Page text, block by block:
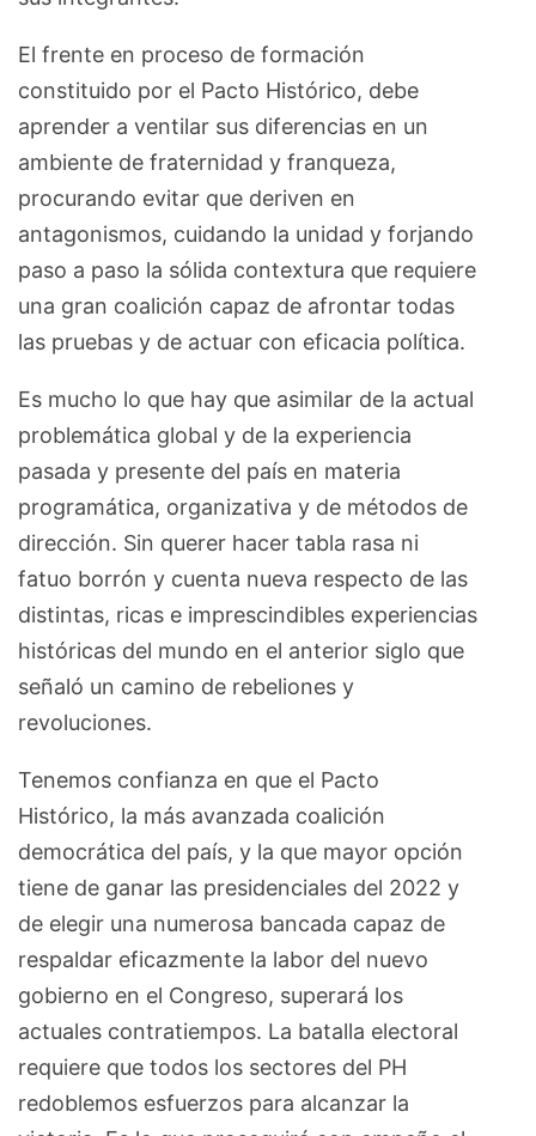
El frente en proceso de formación
constituido por el Pacto Histórico, debe
aprender a ventilar sus diferencias en un
ambiente de fraternidad y franqueza,
procurando evitar que deriven en
antagonismos, cuidando la unidad y forjando
paso a paso la sólida contextura que requiere
una gran coalición capaz de afrontar todas
las pruebas y de actuar con eficacia política.
Es mucho lo que hay que asimilar de la actual
problemática global y de la experiencia
pasada y presente del país en materia
programática, organizativa y de métodos de
dirección. Sin querer hacer tabla rasa ni
fatuo borrón y cuenta nueva respecto de las
distintas, ricas e imprescindibles experiencias
históricas del mundo en el anterior siglo que
señaló un camino de rebeliones y
revoluciones.
Tenemos confianza en que el Pacto
Histórico, la más avanzada coalición
democrática del país, y la que mayor opción
tiene de ganar las presidenciales del 2022 y
de elegir una numerosa bancada capaz de
respaldar eficazmente la labor del nuevo
gobierno en el Congreso, superará los
actuales contratiempos. La batalla electoral
requiere que todos los sectores del PH
redoblemos esfuerzos para alcanzar la